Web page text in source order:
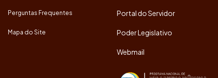
Perguntas Frequentes
Mapa do Site
Portal do Servidor
Poder Legislativo
Webmail